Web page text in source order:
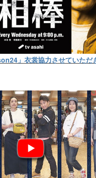
」衣裳協力させていただ